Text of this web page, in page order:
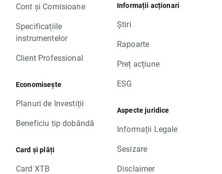
Cont și Comisioane
Specificațiile
instrumentelor
Client Professional
Economisește
Planuri de Investiții
Beneficiu tip dobândă
Card și plăți
Card XTB
Informații acționari
Știri
Rapoarte
Preț acțiune
ESG
Aspecte juridice
Informații Legale
Sesizare
Disclaimer